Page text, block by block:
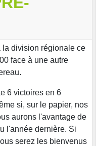
la division régionale ce
face à une autre
6 victoires en 6
si, sur le papier, nos
aurons l'avantage de
l'année dernière. Si
serez les bienvenus